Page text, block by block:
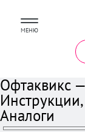
МЕНЮ
Офтаквикс
Аналоги